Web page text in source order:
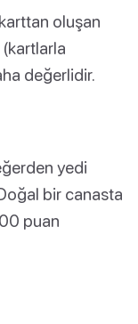
oluşan
değerlidir.
yedi
bir canasta
puan